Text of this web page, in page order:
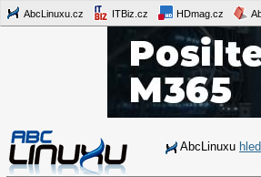
AbcLinuxu.cz ITBiz.cz HDmag.cz
AbcLinuxu